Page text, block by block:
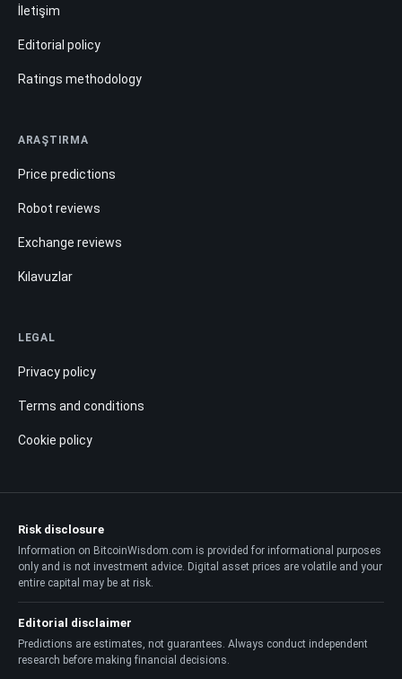
İletişim
Editorial policy
Ratings methodology
ARAŞTIRMA
Price predictions
Robot reviews
Exchange reviews
Kılavuzlar
LEGAL
Privacy policy
Terms and conditions
Cookie policy
Risk disclosure
Information on BitcoinWisdom.com is provided for informational purposes
only and is not investment advice. Digital asset prices are volatile and your
entire capital may be at risk.
Editorial disclaimer
Predictions are estimates, not guarantees. Always conduct independent
research before making financial decisions.